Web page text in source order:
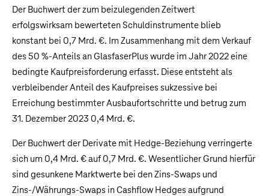
Der Buchwert der zum beizulegenden Zeitwert
erfolgswirksam bewerteten Schuldinstrumente blieb
konstant bei 0,7 Mrd. €. Im Zusammenhang mit dem Verkauf
des 50 %-Anteils an GlasfaserPlus wurde im Jahr 2022 eine
bedingte Kaufpreisforderung erfasst. Diese entsteht als
verbleibender Anteil des Kaufpreises sukzessive bei
Erreichung bestimmter Ausbaufortschritte und betrug zum
31. Dezember 2023 0,4 Mrd. €.
Der Buchwert der Derivate mit Hedge-Beziehung verringerte
sich um 0,4 Mrd. €auf0,7 Mrd. €. Wesentlicher Grund hierfür
sind gesunkene Marktwerte bei den Zins-Swaps und
Zins-/Währungs-Swaps in Cashflow Hedges aufgrund